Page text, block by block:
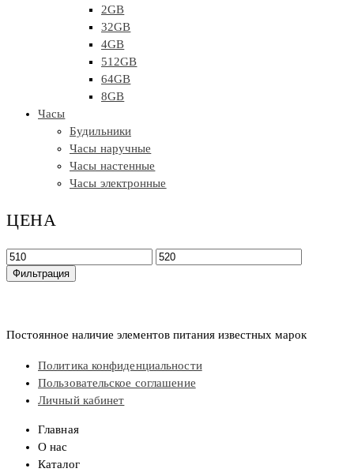
2GB
32GB
4GB
512GB
64GB
8GB
Часы
Будильники
Часы наручные
Часы настенные
Часы электронные
ЦЕНА
Минимальная
цена
Максимальная
цена
Фильтрация
Постоянное наличие элементов питания известных марок
Политика конфиденциальности
Пользовательское соглашение
Личный кабинет
Главная
О нас
Каталог